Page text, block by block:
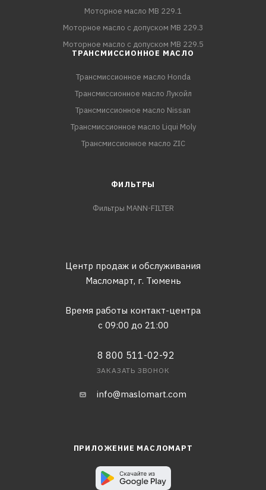
Моторное масло MB 229.1
Моторное масло с допуском MB 229.3
Моторное масло с допуском MB 229.5
ТРАНСМИССИОННОЕ МАСЛО
Трансмиссионное масло Honda
Трансмиссионное масло Лукойл
Трансмиссионное масло Nissan
Трансмиссионное масло Liqui Moly
Трансмиссионное масло ZIC
ФИЛЬТРЫ
Фильтры MANN-FILTER
Центр продаж и обслуживания
Масломарт, г. Тюмень
Время работы контакт-центра
с 09:00 до 21:00
8 800 511-02-92
ЗАКАЗАТЬ ЗВОНОК
info@maslomart.com
ПРИЛОЖЕНИЕ МАСЛОМАРТ